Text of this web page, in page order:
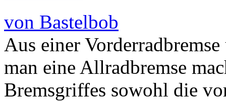
von Bastelbob
Aus einer
man eine Allradbremse
Bremsgriffes sowohl die